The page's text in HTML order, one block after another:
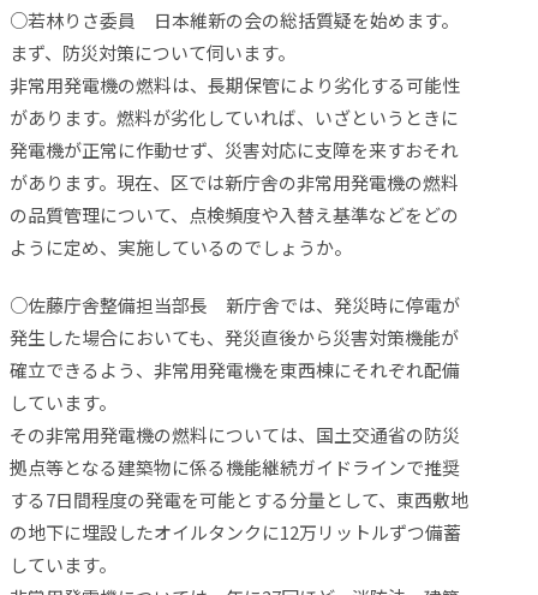
○若林りさ委員 日本維新の会の総括質疑を始めます。
まず、防災対策について伺います。
非常用発電機の燃料は、長期保管により劣化する可能性
があります。燃料が劣化していれば、いざというときに
発電機が正常に作動せず、災害対応に支障を来すおそれ
があります。現在、区では新庁舎の非常用発電機の燃料
の品質管理について、点検頻度や入替え基準などをどの
ように定め、実施しているのでしょうか。
○佐藤庁舎整備担当部長 新庁舎では、発災時に停電が
発生した場合においても、発災直後から災害対策機能が
確立できるよう、非常用発電機を東西棟にそれぞれ配備
しています。
その非常用発電機の燃料については、国土交通省の防災
拠点等となる建築物に係る機能継続ガイドラインで推奨
する7日間程度の発電を可能とする分量として、東西敷地
の地下に埋設したオイルタンクに12万リットルずつ備蓄
しています。